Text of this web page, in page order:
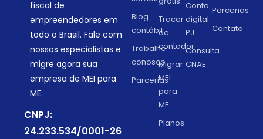
fiscal de
empreendedores em
todo o Brasil. Fale com
nossos especialistas e
migre agora sua
empresa de MEI para
ME.
CNPJ:
24.233.534/0001-26
Blog
contábil
Trabalhe
conosco
Parcerias
Trocar
de
contador
Migrar
MEI
para
ME
Planos
Conta
digital
PJ
Consulta
CNAE
Parcerias
Contato